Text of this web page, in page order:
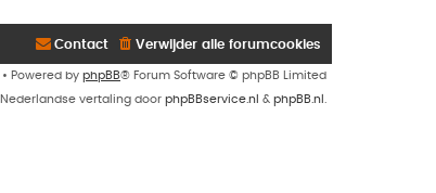
Verwijder alle forumcookies
Contact
• Powered by phpBB® Forum Software © phpBB Limited
Nederlandse vertaling door phpBBservice.nl & phpBB.nl